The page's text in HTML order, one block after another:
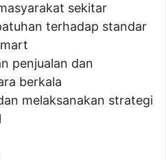
sekitar
terhadap standar
penjualan dan
berkala
melaksanakan strategi